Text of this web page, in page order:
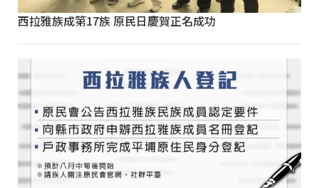
西拉雅族成第17族 原民日慶賀正名成功